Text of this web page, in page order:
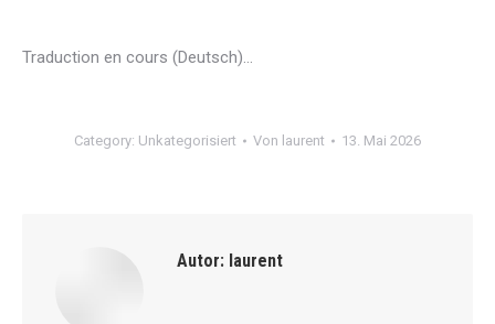
Traduction en cours (Deutsch)…
Category: Unkategorisiert Von laurent 13. Mai 2026
Autor: laurent